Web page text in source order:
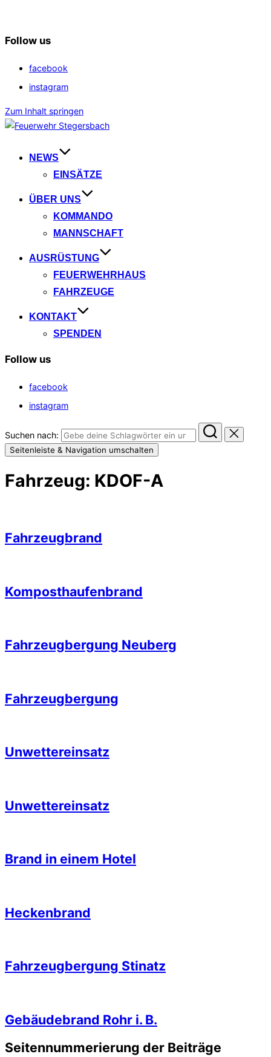
Follow us
facebook
instagram
Zum Inhalt springen
NEWS
EINSÄTZE
ÜBER UNS
KOMMANDO
MANNSCHAFT
AUSRÜSTUNG
FEUERWEHRHAUS
FAHRZEUGE
KONTAKT
SPENDEN
Follow us
facebook
instagram
Suchen nach:
Seitenleiste & Navigation umschalten
Fahrzeug: KDOF-A
Fahrzeugbrand
Komposthaufenbrand
Fahrzeugbergung Neuberg
Fahrzeugbergung
Unwettereinsatz
Unwettereinsatz
Brand in einem Hotel
Heckenbrand
Fahrzeugbergung Stinatz
Gebäudebrand Rohr i. B.
Seitennummerierung der Beiträge